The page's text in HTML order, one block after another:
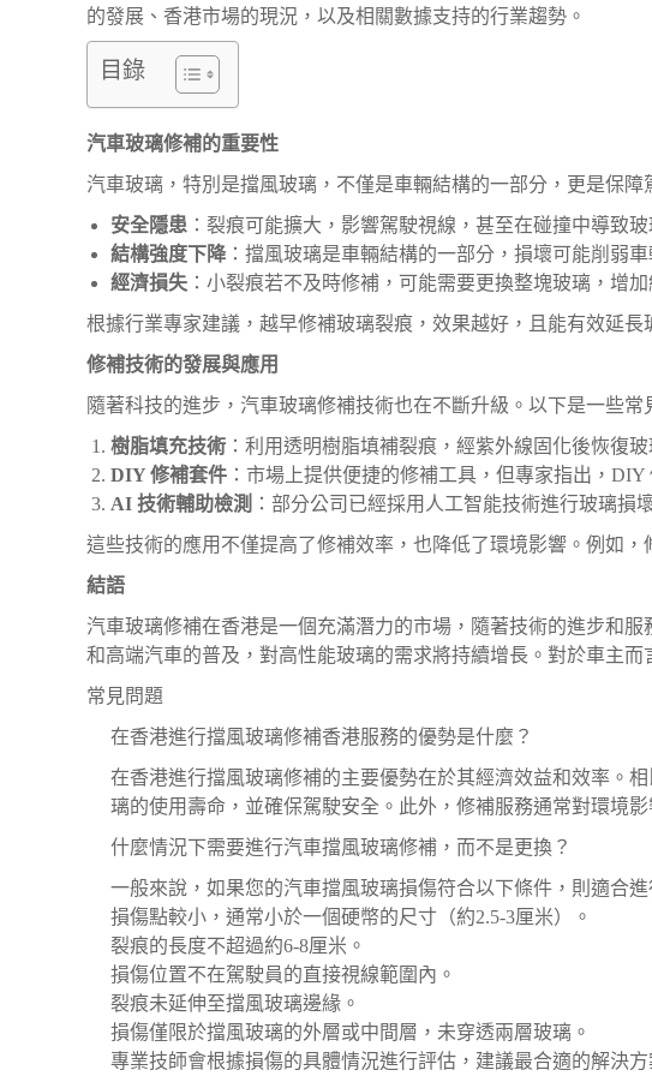
的發展、香港市場的現況，以及相關數據支持的行業趨勢。
目錄
汽車玻璃修補的重要性
汽車玻璃，特別是擋風玻璃，不僅是車輛結構的一部分，更是保
安全隱患 ：裂痕可能擴大，影響駕駛視線，甚至在碰撞中導致玻
結構強度下降 ：擋風玻璃是車輛結構的一部分，損壞可能削弱
經濟損失 ：小裂痕若不及時修補，可能需要更換整塊玻璃，增加
根據行業專家建議，越早修補玻璃裂痕，效果越好，且能有效延長
修補技術的發展與應用
隨著科技的進步，汽車玻璃修補技術也在不斷升級。以下是一些常
樹脂填充技術 ：利用透明樹脂填補裂痕，經紫外線固化後恢復
DIY 修補套件 ：市場上提供便捷的修補工具，但專家指出，
AI 技術輔助檢測 ：部分公司已經採用人工智能技術進行玻璃損
這些技術的應用不僅提高了修補效率，也降低了環境影響。例如
結語
汽車玻璃修補在香港是一個充滿潛力的市場，隨著技術的進步和
和高端汽車的普及，對高性能玻璃的需求將持續增長。對於車主
常見問題
在香港進行擋風玻璃修補香港服務的優勢是什麼？
在香港進行擋風玻璃修補的主要優勢在於其經濟效益和效率。
璃的使用壽命，並確保駕駛安全。此外，修補服務通常對環境
什麼情況下需要進行汽車擋風玻璃修補，而不是更換？
一般來說，如果您的汽車擋風玻璃損傷符合以下條件，則適合進
損傷點較小，通常小於一個硬幣的尺寸（約2.5-3厘米）。
裂痕的長度不超過約6-8厘米。
損傷位置不在駕駛員的直接視線範圍內。
裂痕未延伸至擋風玻璃邊緣。
損傷僅限於擋風玻璃的外層或中間層，未穿透兩層玻璃。
專業技師會根據損傷的具體情況進行評估，建議最合適的解決方